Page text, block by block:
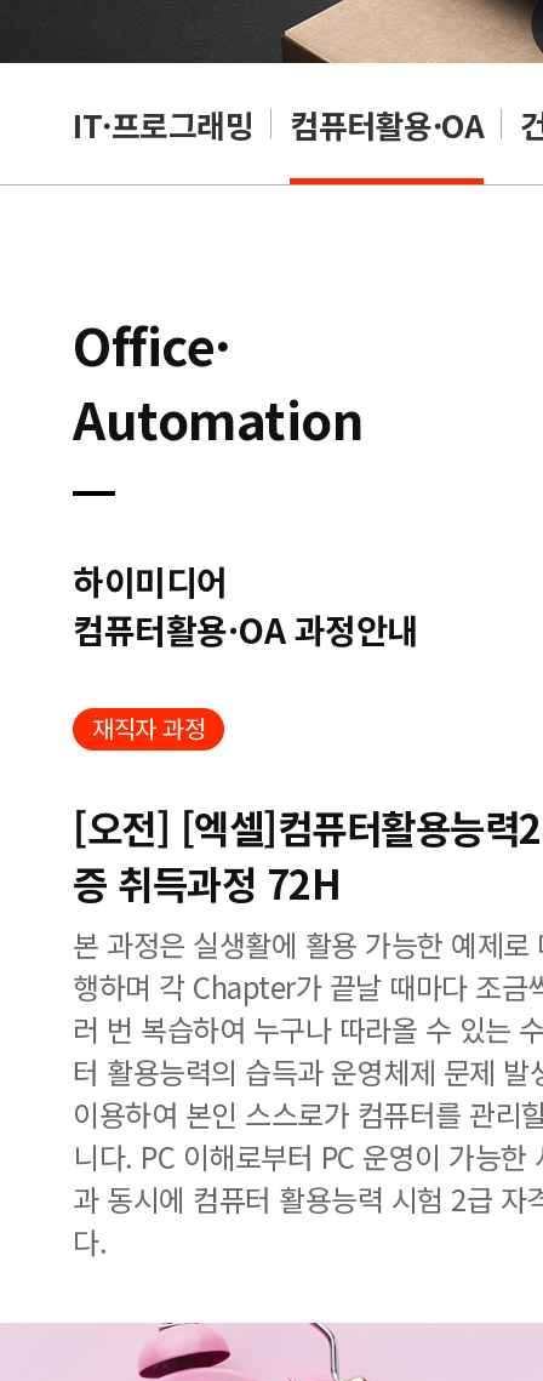
IT·프로그래밍 컴퓨터활용·OA
Office·
Automation
하이미디어
컴퓨터활용·OA 과정안내
재직자 과정
[오전] [엑셀]컴퓨터활용능력
증 취득과정 72H
본 과정은 실생활에 활용 가능한 예제
행하며 각 Chapter가 끝날 때마다 조금
러 번 복습하여 누구나 따라올 수 있는
터 활용능력의 습득과 운영체제 문제
이용하여 본인 스스로가 컴퓨터를 관리
니다. PC 이해로부터 PC 운영이 가능
과 동시에 컴퓨터 활용능력 시험 2급 자
다.